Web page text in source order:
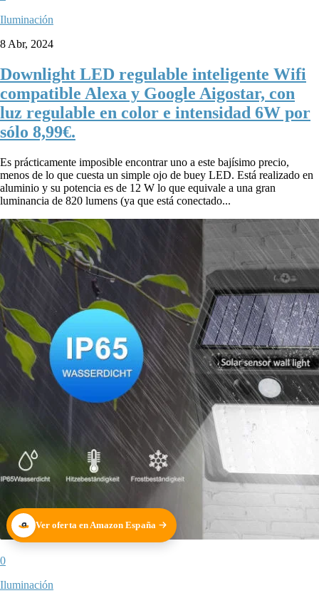
Iluminación
8 Abr, 2024
Downlight LED regulable inteligente Wifi
compatible Alexa y Google Aigostar, con
luz regulable en color e intensidad 6W por
sólo 8,99€.
Es prácticamente imposible encontrar uno a este bajísimo precio,
menos de lo que cuesta un simple ojo de buey LED. Está realizado en
aluminio y su potencia es de 12 W lo que equivale a una gran
luminancia de 820 lumens (ya que está conectado...
Ver oferta en Amazon España
0
Iluminación